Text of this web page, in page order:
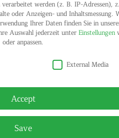
©
verarbeitet werden (z. B. IP-Adressen),
oder Anzeigen- und Inhaltsmessung.
Ihrer Daten finden Sie in
Auswahl jederzeit unter Einstellungen
oder anpassen.
External Media
Accept
Save